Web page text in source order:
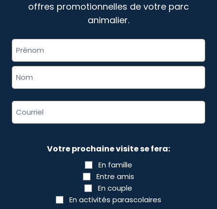
offres promotionnelles de votre parc
animalier.
«
*
Votre prochaine visite se fera:
En famille
Entre amis
En couple
En activités parascolaires